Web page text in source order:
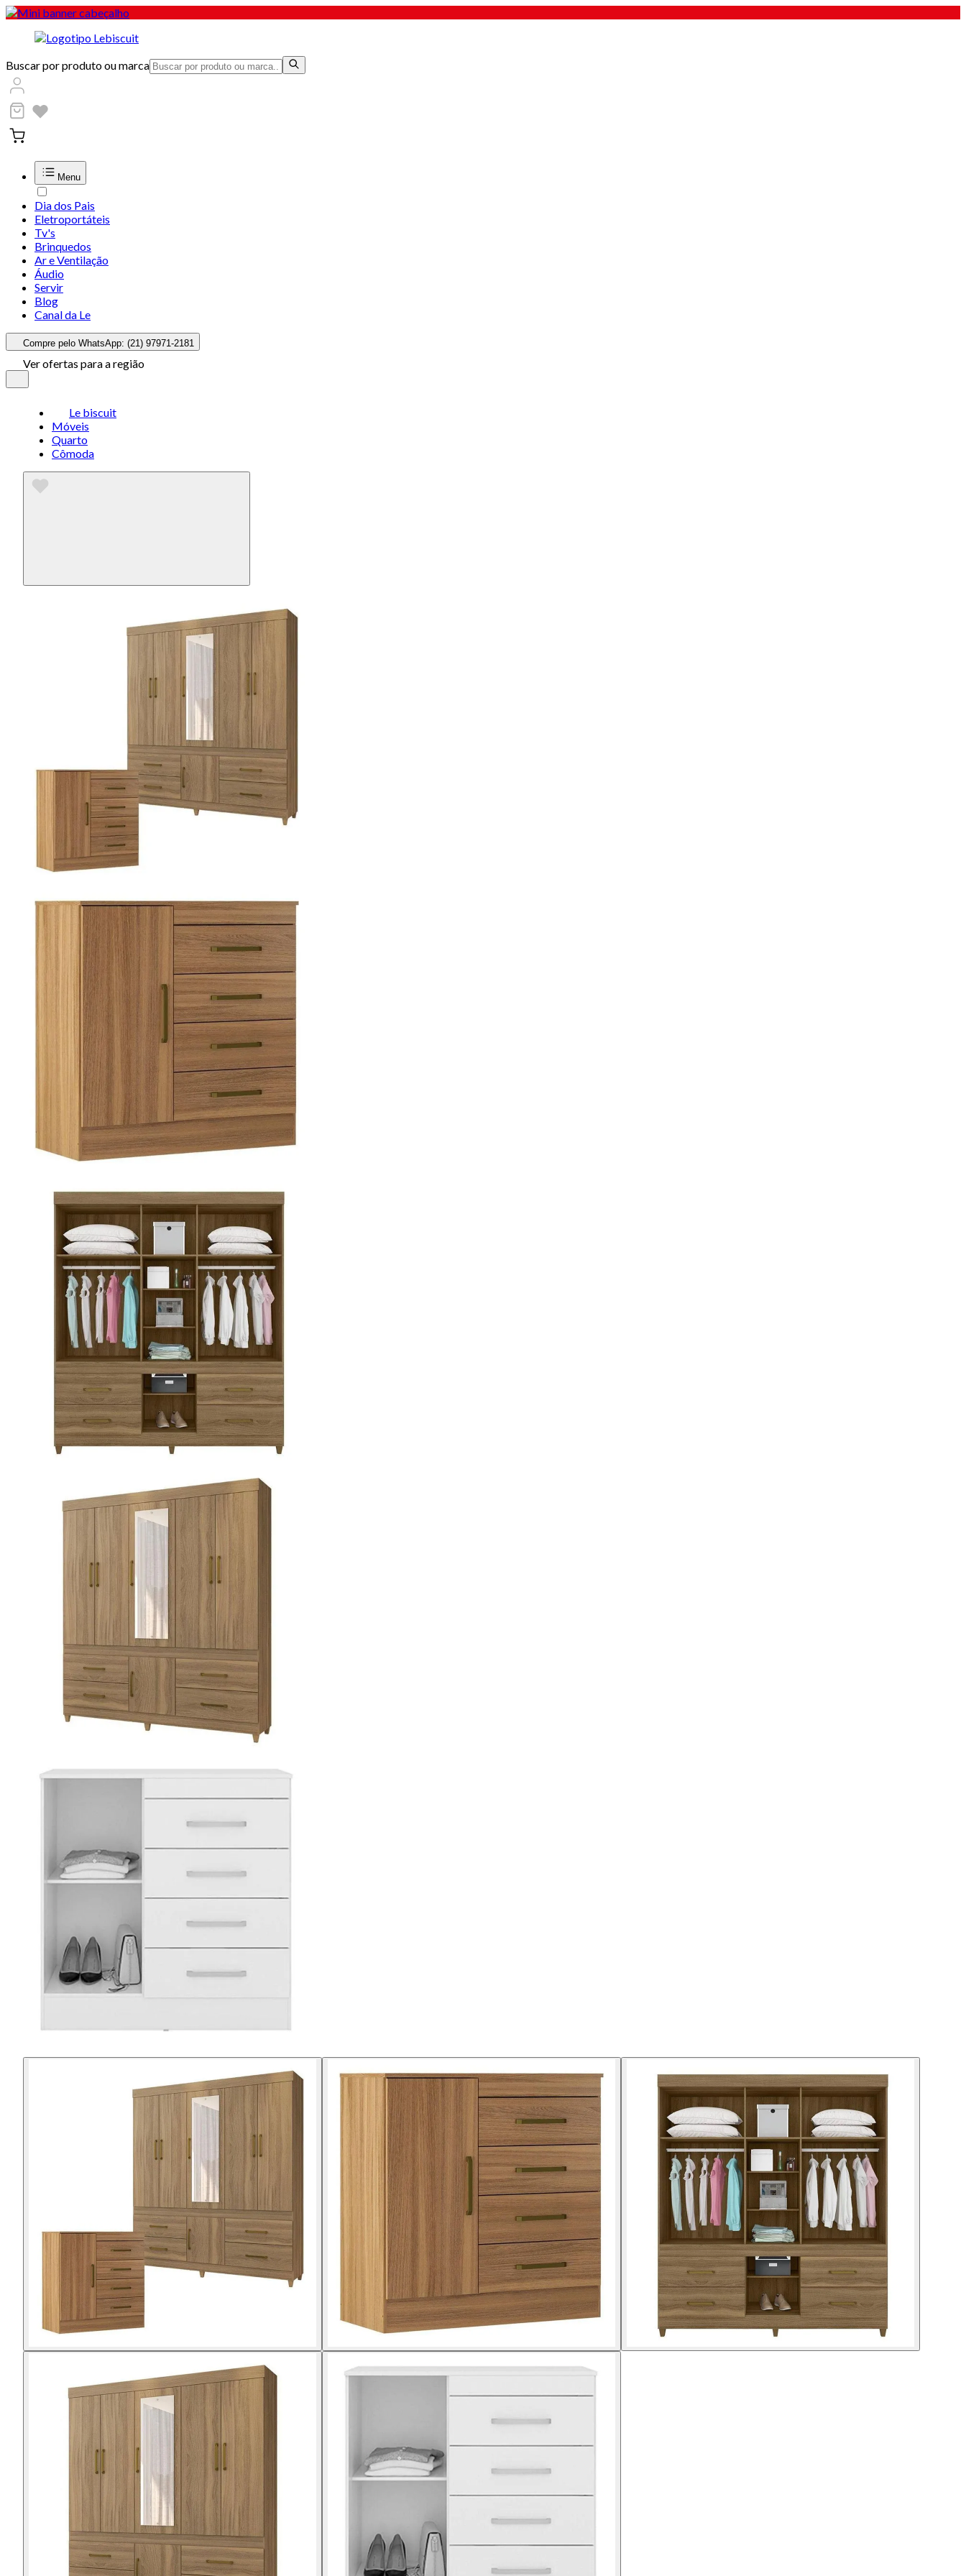
Buscar por produto ou marca
Menu
Dia dos Pais
Eletroportáteis
Tv's
Brinquedos
Ar e Ventilação
Áudio
Servir
Blog
Canal da Le
Compre pelo WhatsApp: (21) 97971-2181
Ver ofertas para a região
Le biscuit
Móveis
Quarto
Cômoda